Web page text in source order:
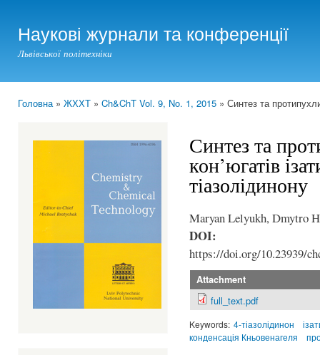
Наукові журнали та конференції
Львівської політехніки
Головна» ЖХХТ » Ch&ChT Vol. 9, No. 1, 2015 » Синтез та
Синтез та
кон’югатів
тіазолідинону
Maryan Lelyukh, Dmytro
DOI:
https://doi.org/10.23939/
Attachment
full_text.pdf
Keywords: 4-тіазолідинон
конденсація Кньовенагеля